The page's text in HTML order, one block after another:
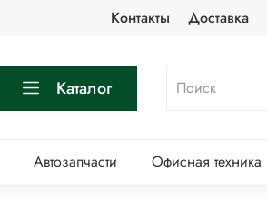
Контакты Доставка
Каталог
Автозапчасти Офисная техника